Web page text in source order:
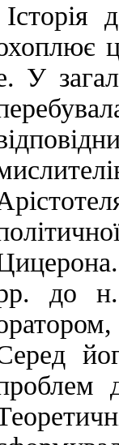
Історія
У
до н.